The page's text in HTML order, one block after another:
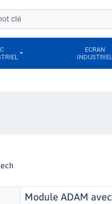
ECRAN
Module ADAM